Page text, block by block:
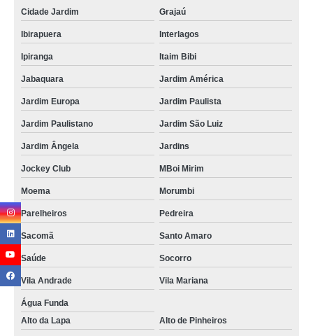
Cidade Jardim Grajaú
Ibirapuera Interlagos
Ipiranga Itaim Bibi
Jabaquara Jardim América
Jardim Europa Jardim Paulista
Jardim Paulistano Jardim São Luiz
Jardim Ângela Jardins
Jockey Club MBoi Mirim
Moema Morumbi
Parelheiros Pedreira
Sacomã Santo Amaro
Saúde Socorro
Vila Andrade Vila Mariana
Água Funda
Alto da Lapa
Alto de Pinheiros